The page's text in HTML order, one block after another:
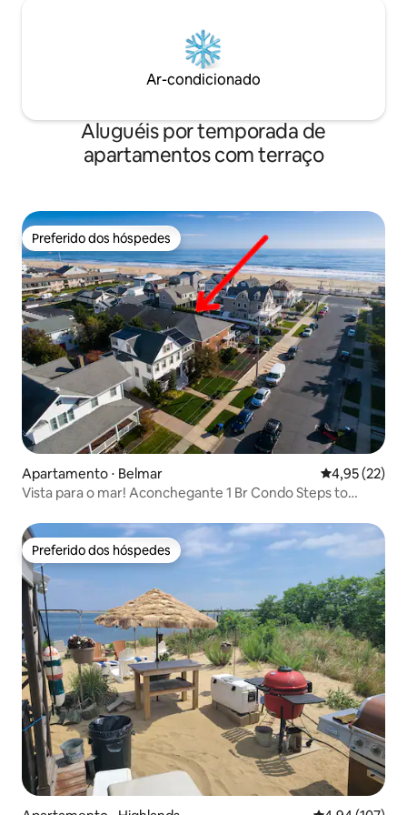
Ar-condicionado
Aluguéis por temporada de
apartamentos com terraço
Preferido dos hóspedes
Preferido dos hóspedes
Apartamento ⋅ Belmar 4,95 de uma
4,95 (22)
Vista para o mar! Aconchegante 1 Br Condo Steps to
Preferido dos hóspedes
Preferido dos hóspedes